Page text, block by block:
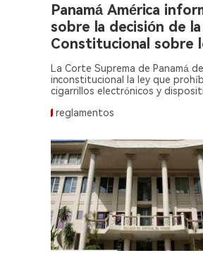
Panamá América
sobre la decisión de
Constitucional sobre
cigarrillos electrónicos.
La Corte Suprema de Panamá
inconstitucional la ley que
cigarrillos electrónicos y
proceso legislativo.
reglamentos